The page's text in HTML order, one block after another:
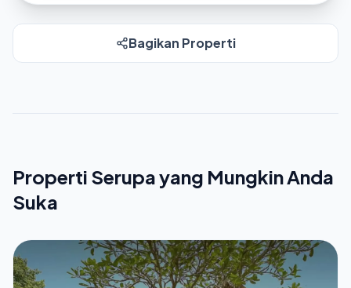
Bagikan Properti
Properti Serupa yang Mungkin Anda
Suka